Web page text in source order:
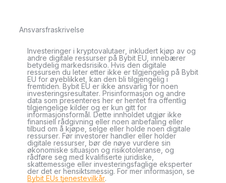
Ansvarsfraskrivelse
Investeringer i kryptovalutaer, inkludert kjøp av og
andre digitale ressurser på Bybit EU, innebærer
betydelig markedsrisiko. Hvis den digitale
ressursen du leter etter ikke er tilgjengelig på Bybit
EU for øyeblikket, kan den bli tilgjengelig i
fremtiden. Bybit EU er ikke ansvarlig for noen
investeringsresultater. Prisinformasjon og andre
data som presenteres her er hentet fra offentlig
tilgjengelige kilder og er kun gitt for
informasjonsformål. Dette innholdet utgjør ikke
finansiell rådgivning eller noen anbefaling eller
tilbud om å kjøpe, selge eller holde noen digitale
ressurser. Før investorer handler eller holder
digitale ressurser, bør de nøye vurdere sin
økonomiske situasjon og risikotoleranse, og
rådføre seg med kvalifiserte juridiske,
skattemessige eller investeringsfaglige eksperter
der det er hensiktsmessig. For mer informasjon, se
Bybit EUs tjenestevilkår.